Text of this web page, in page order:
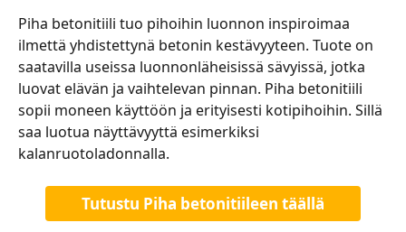
Piha betonitiili tuo pihoihin luonnon inspiroimaa
ilmettä yhdistettynä betonin kestävyyteen. Tuote on
saatavilla useissa luonnonläheisissä sävyissä, jotka
luovat elävän ja vaihtelevan pinnan. Piha betonitiili
sopii moneen käyttöön ja erityisesti kotipihoihin. Sillä
saa luotua näyttävyyttä esimerkiksi
kalanruotoladonnalla.
Tutustu Piha betonitiileen täällä